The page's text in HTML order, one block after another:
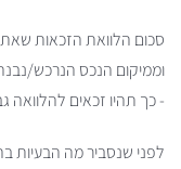
סכום הלוואת הזכאות
וממיקום הנכס הנרכש/
- כך תהיו זכאים להלוואה
לפני שנסביר מה הבעיות